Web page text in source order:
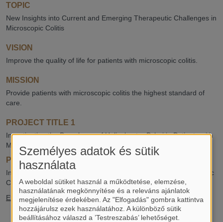
TOPIC
New Insights into Current and Emerging Therapeutic Challenges in
Microscopic Colitis
VISION
Improve the quality of life for patients with microscopic colitis.
MISSION
Provide patients with microscopic colitis the highest standard of
care.
PROJECT TITLE 1
Investigating the Prevalence of Helicobacter Pylori in Patients with
Microscopic Colitis: A Systematic Review and Meta-analysis
PROJECT TITLE 2
Investigating the Microbiome Diversity in Patients with Microscopic
Colitis: A Systematic Review and Meta-analysis
Excellent Student Award, 2026
Személyes adatok és sütik
használata
A weboldal sütiket használ a működtetése, elemzése,
használatának megkönnyítése és a releváns ajánlatok
megjelenítése érdekében. Az "Elfogadás" gombra kattintva
hozzájárulsz ezek használatához. A különböző sütik
beállításához válaszd a ’Testreszabás’ lehetőséget.